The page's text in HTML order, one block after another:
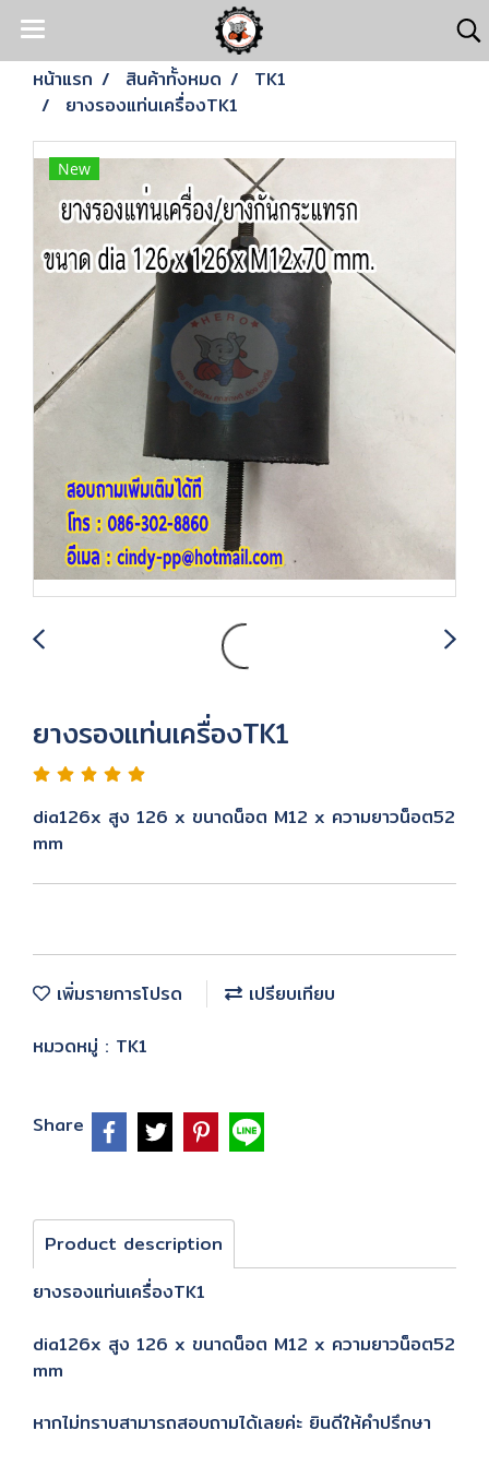
หน้าแรก สินค้าทั้งหมด
TK1
ยางรองแท่นเครื่องTK1
New
ยางรองแท่นเครื่องTK1
dia126x สูง 126 x ขนาดน็อต M12 x ความยาวน็อต52
mm
เพิ่มรายการโปรด
เปรียบเทียบ
หมวดหมู่ : TK1
Share
Product description
ยางรองแท่นเครื่องTK1
dia126x สูง 126 x ขนาดน็อต M12 x ความยาวน็อต52
mm
หากไม่ทราบสามารถสอบถามได้เลยค่ะ ยินดีให้คำปรึกษา